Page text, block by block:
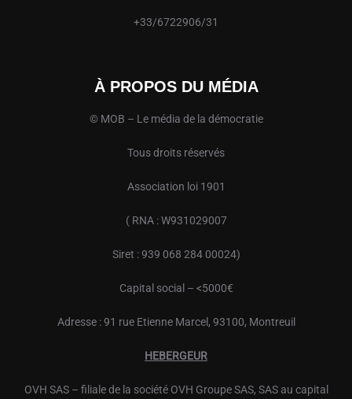
+33/6722906/31
À PROPOS DU MÉDIA
© MOB – Le média de la démocratie
Tous droits réservés
Association loi 1901
( RNA : W931029007
Siret : 939 068 284 00024)
Capital social – <5000€
Adresse : 91 rue Etienne Marcel, 93100, Montreuil
HEBERGEUR
OVH SAS – filiale de la société OVH Groupe SAS, SAS au capital